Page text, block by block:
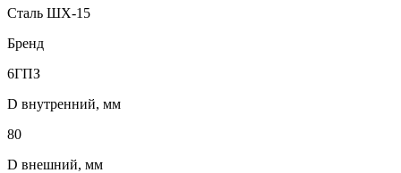
Сталь ШХ-15
Бренд
6ГПЗ
D внутренний, мм
80
D внешний, мм